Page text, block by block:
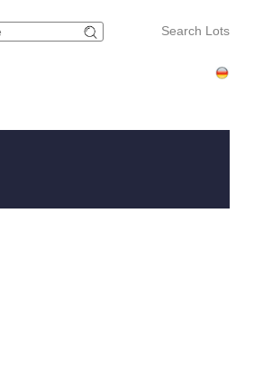
Search Lots